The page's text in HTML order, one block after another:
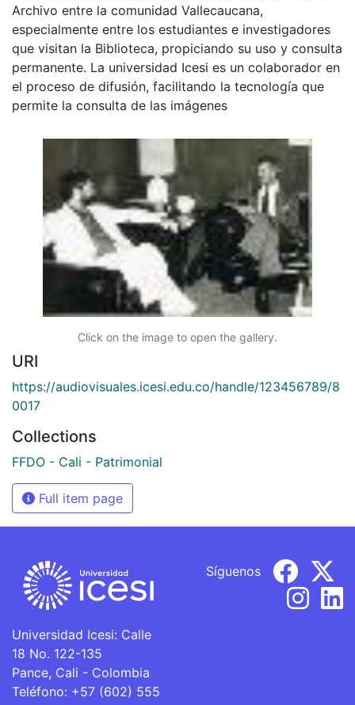
Archivo entre la comunidad Vallecaucana,
especialmente entre los estudiantes e investigadores
que visitan la Biblioteca, propiciando su uso y consulta
permanente. La universidad Icesi es un colaborador en
el proceso de difusión, facilitando la tecnología que
permite la consulta de las imágenes
Click on the image to open the gallery.
URI
https://audiovisuales.icesi.edu.co/handle/123456789/8
0017
Collections
FFDO - Cali - Patrimonial
Full item page
Universidad Icesi: Calle
18 No. 122-135
Pance, Cali - Colombia
Teléfono: +57 (602) 555
Síguenos